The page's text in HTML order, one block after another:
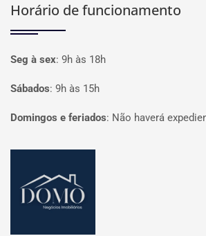
Horário de funcionamento
Seg à sex: 9h às 18h
Sábados: 9h às 15h
Domingos e feriados: Não haverá